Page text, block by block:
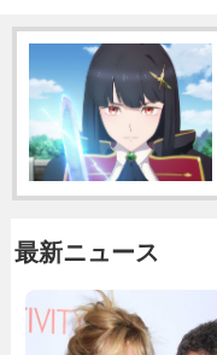
最新ニュース